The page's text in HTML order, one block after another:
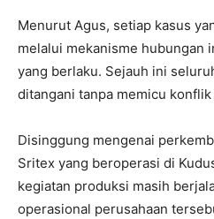
Menurut Agus, setiap kasus
melalui mekanisme hubungan
yang berlaku. Sejauh ini
ditangani tanpa memicu
Disinggung mengenai
Sritex yang beroperasi di
kegiatan produksi masih
operasional perusahaan